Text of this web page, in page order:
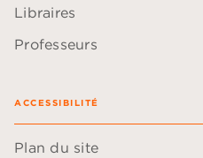
Libraires
Professeurs
ACCESSIBILITÉ
Plan du site